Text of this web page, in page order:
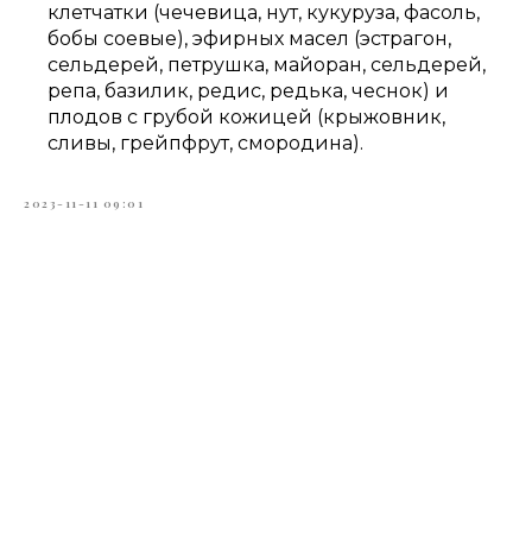
клетчатки (чечевица, нут, кукуруза, фасоль,
бобы соевые), эфирных масел (эстрагон,
сельдерей, петрушка, майоран, сельдерей,
репа, базилик, редис, редька, чеснок) и
плодов с грубой кожицей (крыжовник,
сливы, грейпфрут, смородина).
2023-11-11 09:01